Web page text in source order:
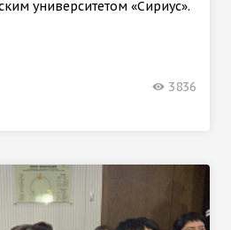
университетом «Сириус».
3836